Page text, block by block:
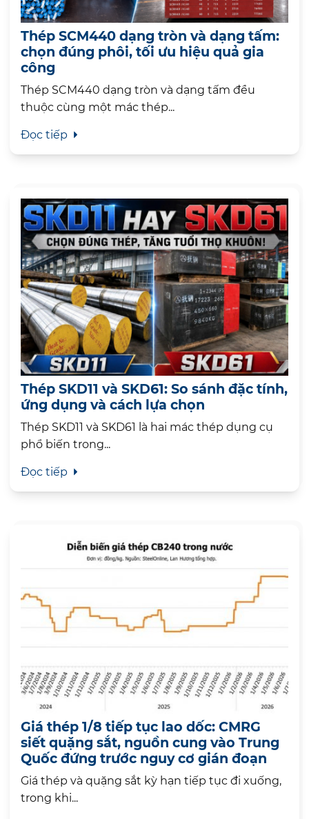
Thép SCM440 dạng tròn và dạng tấm:
chọn đúng phôi, tối ưu hiệu quả gia
công
Thép SCM440 dạng tròn và dạng tấm đều
thuộc cùng một mác thép...
Đọc tiếp
Thép SKD11 và SKD61: So sánh đặc tính,
ứng dụng và cách lựa chọn
Thép SKD11 và SKD61 là hai mác thép dụng cụ
phổ biến trong...
Đọc tiếp
Giá thép 1/8 tiếp tục lao dốc: CMRG
siết quặng sắt, nguồn cung vào Trung
Quốc đứng trước nguy cơ gián đoạn
Giá thép và quặng sắt kỳ hạn tiếp tục đi xuống,
trong khi...